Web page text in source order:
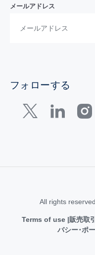
メールアドレス
フォローする
All rights
Terms of use 販売取
バシー･ポ